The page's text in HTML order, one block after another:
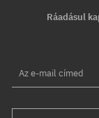
Ráadásul
Az e-mail címed